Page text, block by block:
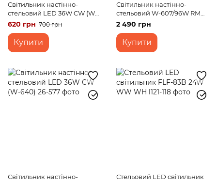
Світильник настінно-
стельовий LED 36W CW (W-
638)
620 грн 700 грн
Купити
Світильник настінно-
стельовий W-607/96W RM
WW+CW+NW
2 490 грн
Купити
Світильник настінно-
Стельовий LED світильник